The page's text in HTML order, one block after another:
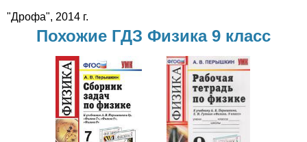
"Дрофа", 2014 г.
Похожие ГДЗ Физика 9 класс
Физика
7-9 класс
Физика
9 класс